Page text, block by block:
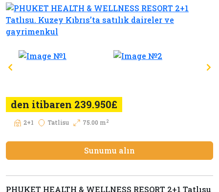
den itibaren 239.950£
2+1 Tatlisu 75.00 m2
Sunumu alın
PHUKET HEALTH & WELLNESS RESORT 2+1 Tatlısu